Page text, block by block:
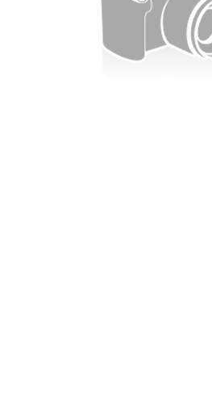
Eemalda kõik pildid tellimusest
Miinimum tellimus on 1.60 €